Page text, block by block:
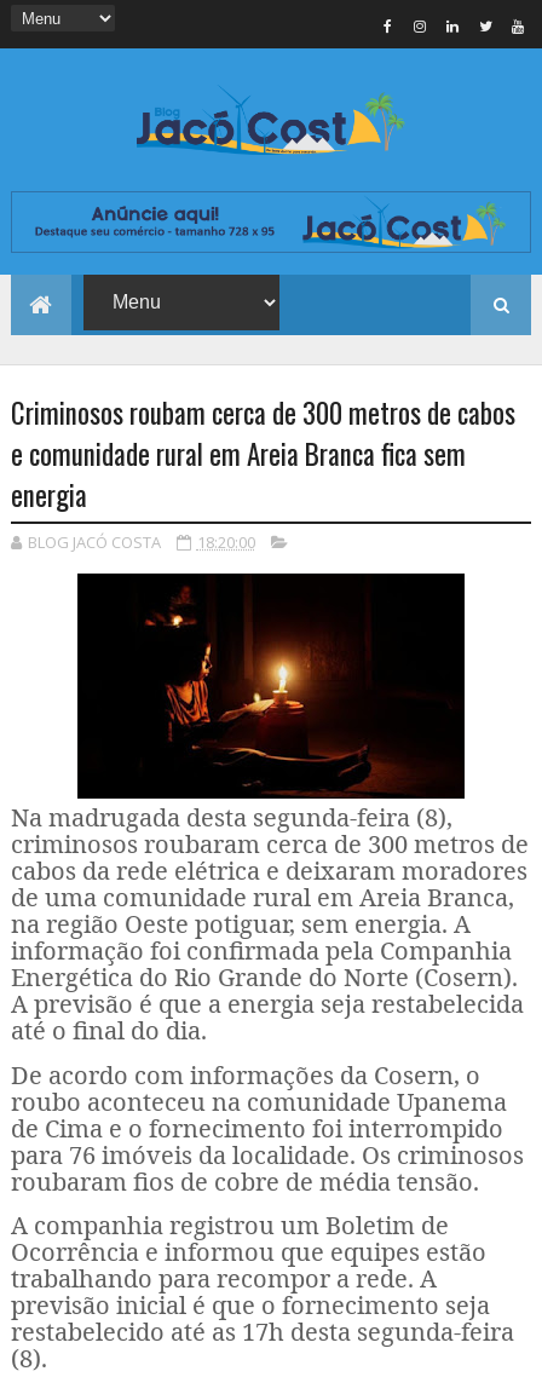
Criminosos roubam cerca de 300 metros de cabos
e comunidade rural em Areia Branca fica sem
energia
BLOG JACÓ COSTA 18:20:00
Na madrugada desta segunda-feira (8),
criminosos roubaram cerca de 300 metros de
cabos da rede elétrica e deixaram moradores
de uma comunidade rural em Areia Branca,
na região Oeste potiguar, sem energia. A
informação foi confirmada pela Companhia
Energética do Rio Grande do Norte (Cosern).
A previsão é que a energia seja restabelecida
até o final do dia.
De acordo com informações da Cosern, o
roubo aconteceu na comunidade Upanema
de Cima e o fornecimento foi interrompido
para 76 imóveis da localidade. Os criminosos
roubaram fios de cobre de média tensão.
A companhia registrou um Boletim de
Ocorrência e informou que equipes estão
trabalhando para recompor a rede. A
previsão inicial é que o fornecimento seja
restabelecido até as 17h desta segunda-feira
(8).